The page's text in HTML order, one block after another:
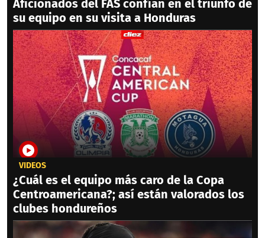
Aficionados del FAS confían en el triunfo de
su equipo en su visita a Honduras
VIDEOS
¿Cuál es el equipo más caro de la Copa
Centroamericana?; así están valorados los
clubes hondureños